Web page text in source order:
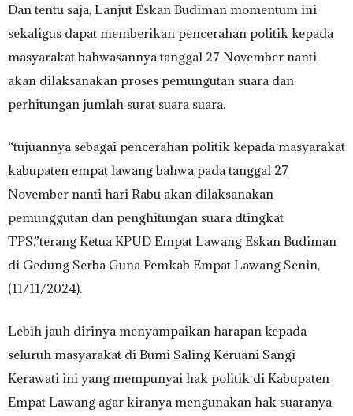
Dan tentu saja, Lanjut Eskan Budiman momentum ini
sekaligus dapat memberikan pencerahan politik kepada
masyarakat bahwasannya tanggal 27 November nanti
akan dilaksanakan proses pemungutan suara dan
perhitungan jumlah surat suara suara.
“tujuannya sebagai pencerahan politik kepada masyarakat
kabupaten empat lawang bahwa pada tanggal 27
November nanti hari Rabu akan dilaksanakan
pemunggutan dan penghitungan suara dtingkat
TPS,”terang Ketua KPUD Empat Lawang Eskan Budiman
di Gedung Serba Guna Pemkab Empat Lawang Senin,
(11/11/2024).
Lebih jauh dirinya menyampaikan harapan kepada
seluruh masyarakat di Bumi Saling Keruani Sangi
Kerawati ini yang mempunyai hak politik di Kabupaten
Empat Lawang agar kiranya mengunakan hak suaranya